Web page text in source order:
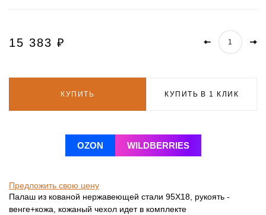
15 383 ₽
КУПИТЬ КУПИТЬ В 1 КЛИК
OZON WILDBERRIES
Предложить свою цену
Палаш из кованой нержавеющей стали 95Х18, рукоять -
венге+кожа, кожаный чехол идет в комплекте